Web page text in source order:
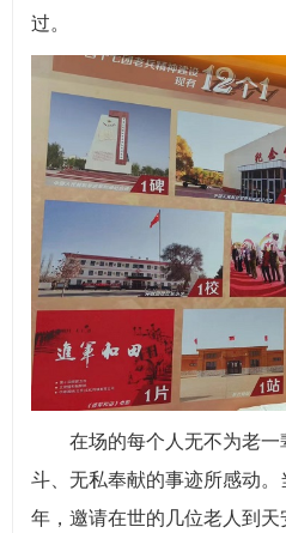
过。
在场的每个人无不为老
斗、无私奉献的事迹所感动
年，邀请在世的几位老人到